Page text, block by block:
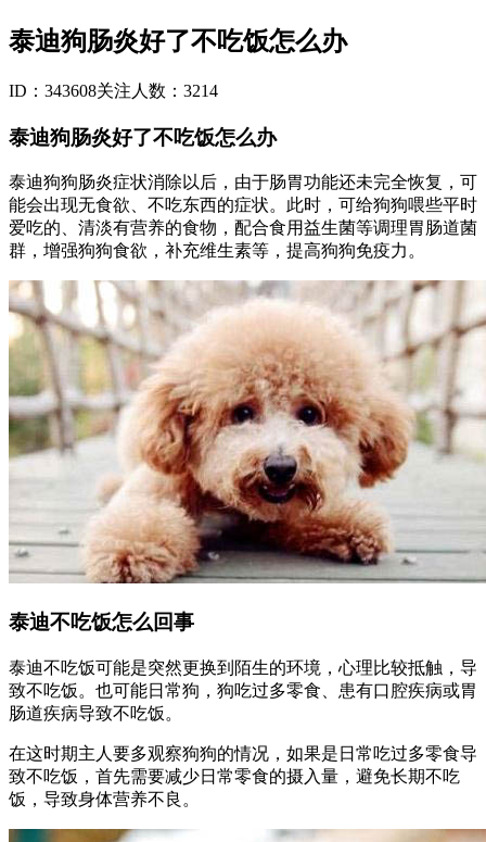
泰迪狗肠炎好了不吃饭怎么办
ID：343608关注人数：3214
泰迪狗肠炎好了不吃饭怎么办
泰迪狗狗肠炎症状消除以后，由于肠胃功能还未完全恢复，可
能会出现无食欲、不吃东西的症状。此时，可给狗狗喂些平时
爱吃的、清淡有营养的食物，配合食用益生菌等调理胃肠道菌
群，增强狗狗食欲，补充维生素等，提高狗狗免疫力。
泰迪不吃饭怎么回事
泰迪不吃饭可能是突然更换到陌生的环境，心理比较抵触，导
致不吃饭。也可能日常狗，狗吃过多零食、患有口腔疾病或胃
肠道疾病导致不吃饭。
在这时期主人要多观察狗狗的情况，如果是日常吃过多零食导
致不吃饭，首先需要减少日常零食的摄入量，避免长期不吃
饭，导致身体营养不良。